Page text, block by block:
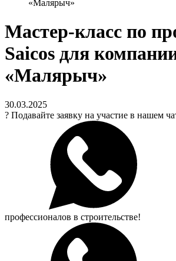
«Малярыч»
Мастер-класс по
Saicos для
«Малярыч»
30.03.2025
? Подавайте заявку на участие в нашем
профессионалов в строительстве!